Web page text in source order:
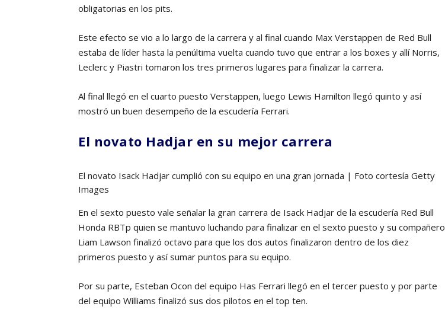
obligatorias en los pits.
Este efecto se vio a lo largo de la carrera y al final cuando Max Verstappen de Red Bull
estaba de líder hasta la penúltima vuelta cuando tuvo que entrar a los boxes y allí Norris,
Leclerc y Piastri tomaron los tres primeros lugares para finalizar la carrera.
Al final llegó en el cuarto puesto Verstappen, luego Lewis Hamilton llegó quinto y así
mostró un buen desempeño de la escudería Ferrari.
El novato Hadjar en su mejor carrera
El novato Isack Hadjar cumplió con su equipo en una gran jornada | Foto cortesía Getty
Images
En el sexto puesto vale señalar la gran carrera de Isack Hadjar de la escudería Red Bull
Honda RBTp quien se mantuvo luchando para finalizar en el sexto puesto y su compañero
Liam Lawson finalizó octavo para que los dos autos finalizaron dentro de los diez
primeros puesto y así sumar puntos para su equipo.
Por su parte, Esteban Ocon del equipo Has Ferrari llegó en el tercer puesto y por parte
del equipo Williams finalizó sus dos pilotos en el top ten.